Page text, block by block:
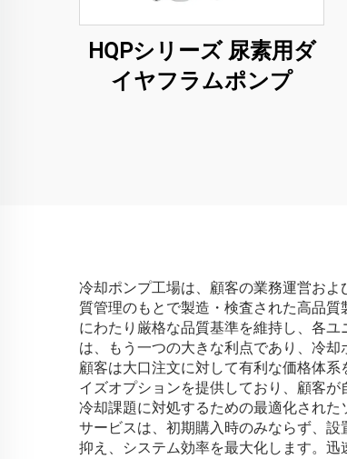
HQPシリーズ 尿素用ダ
イヤフラムポンプ
冷却ポンプ工場は、顧客の業務運営お
質管理のもとで製造・検査された高品
にわたり厳格な品質基準を維持し、各
は、もう一つの大きな利点であり、冷
顧客は大口注文に対して有利な価格体
イズオプションを提供しており、顧客
冷却課題に対処するための最適化され
サービスは、初期購入時のみならず、
抑え、システム効率を最大化します。